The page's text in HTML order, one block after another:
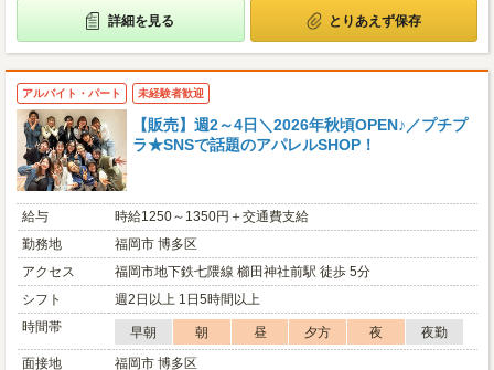
詳細を見る とりあえず保存
アルバイト・パート 未経験者歓迎
【販売】週2～4日＼2026年秋頃OPEN♪／プチプ
ラ★SNSで話題のアパレルSHOP！
給与
時給1250～1350円＋交通費支給
勤務地
福岡市 博多区
アクセス
福岡市地下鉄七隈線 櫛田神社前駅 徒歩 5分
シフト
週2日以上 1日5時間以上
時間帯
早朝 朝 昼 夕方 夜
夜勤
面接地
福岡市 博多区